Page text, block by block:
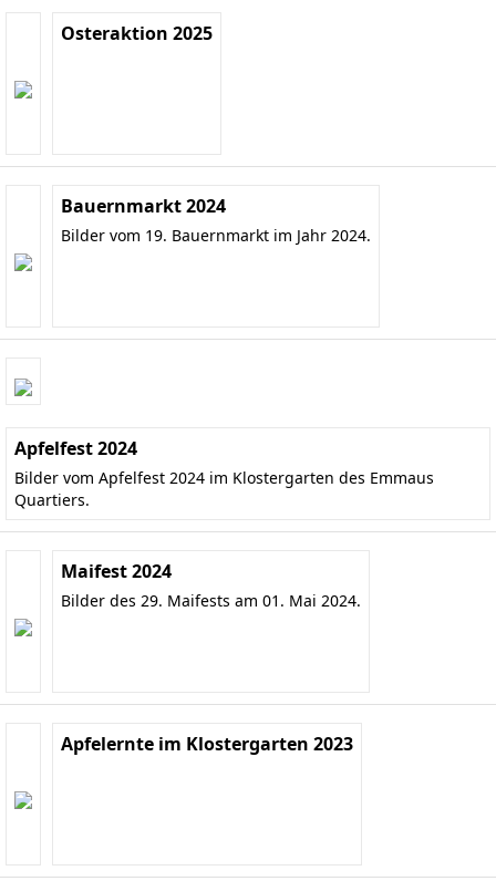
Osteraktion 2025
Bauernmarkt 2024
Bilder vom 19. Bauernmarkt im Jahr 2024.
Apfelfest 2024
Bilder vom Apfelfest 2024 im Klostergarten des Emmaus
Quartiers.
Maifest 2024
Bilder des 29. Maifests am 01. Mai 2024.
Apfelernte im Klostergarten 2023